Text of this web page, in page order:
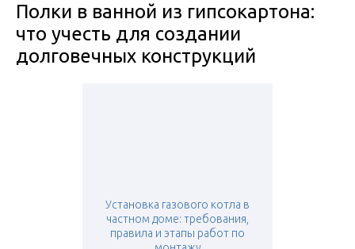
Полки в ванной из гипсокартона:
что учесть для создании
долговечных конструкций
Установка газового котла в
частном доме: требования,
правила и этапы работ по